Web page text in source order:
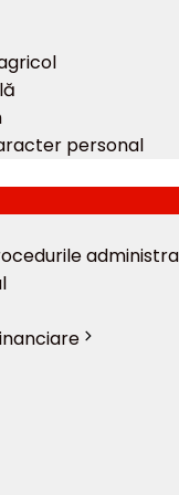
personal